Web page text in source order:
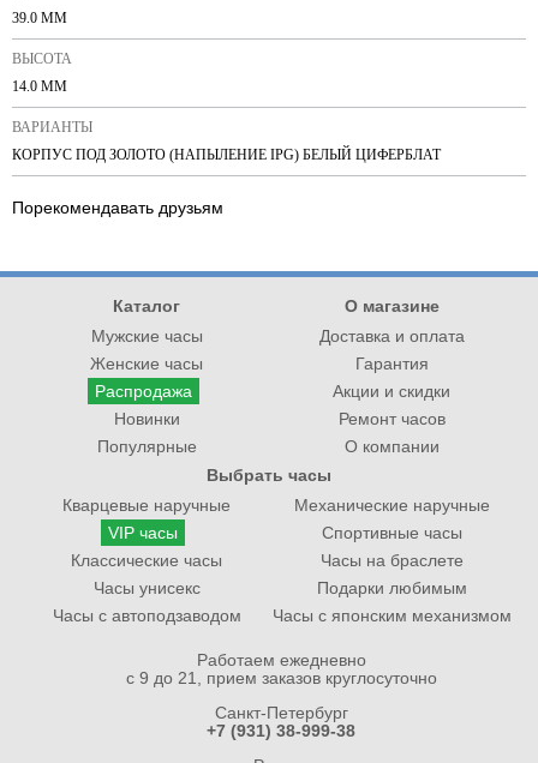
39.0 ММ
ВЫСОТА
14.0 ММ
ВАРИАНТЫ
КОРПУС ПОД ЗОЛОТО (НАПЫЛЕНИЕ IPG) БЕЛЫЙ ЦИФЕРБЛАТ
Порекомендавать друзьям
Выбрать часы
Работаем ежедневно
с 9 до 21, прием заказов круглосуточно
Санкт-Петербург
+7 (931) 38-999-38
Каталог О магазине
Кварцевые наручные
VIP часы
Классические часы
Часы унисекс
Часы с автоподзаводом
Доставка и оплата
Гарантия
Акции и скидки
Ремонт часов
О компании
Мужские часы
Женские часы
Распродажа
Новинки
Популярные
Механические наручные
Спортивные часы
Часы на браслете
Подарки любимым
Часы с японским механизмом